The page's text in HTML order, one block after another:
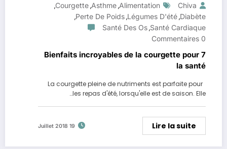
Chiva
Alimentation
,
Asthme
,
Courgette
,
Diabète
,
Légumes D'été
,
Perte De Poids
,
Santé Cardiaque
,
Santé Des Os
0 Commentaires
7 Bienfaits incroyables de la courgette pour
la santé
La courgette pleine de nutriments est parfaite pour
les repas d'été, lorsqu'elle est de saison. Elle…
Lire la suite
19 Juillet 2018